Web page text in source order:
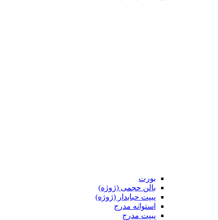
بورت
بالن حجمی (ژوژه)
پیپت حبابدار (ژوژه)
استوانه مدرج
پیپت مدرج